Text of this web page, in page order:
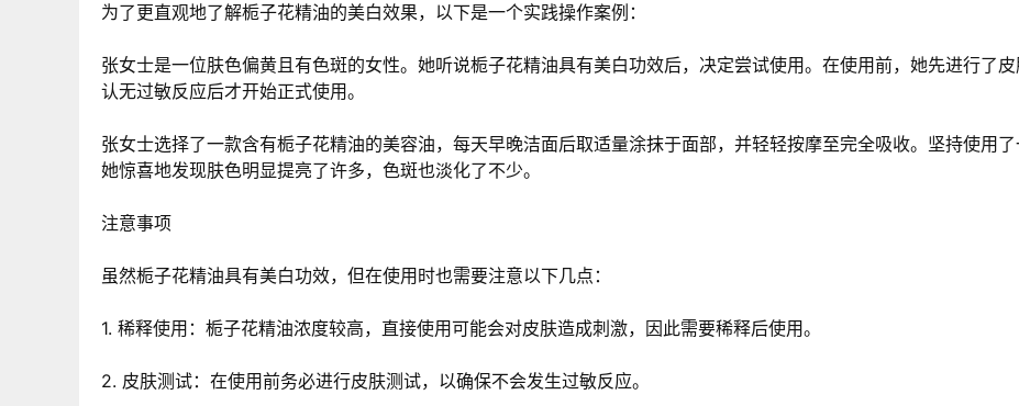
为了更直观地了解栀子花精油的美白效果，以下是一个实践操作案例：
张女士是一位肤色偏黄且有色斑的女性。她听说栀子花精油具有美白功效后，决定尝试使用。在使用前，她先进行了
认无过敏反应后才开始正式使用。
张女士选择了一款含有栀子花精油的美容油，每天早晚洁面后取适量涂抹于面部，并轻轻按摩至完全吸收。坚持使用了
她惊喜地发现肤色明显提亮了许多，色斑也淡化了不少。
注意事项
虽然栀子花精油具有美白功效，但在使用时也需要注意以下几点：
1. 稀释使用：栀子花精油浓度较高，直接使用可能会对皮肤造成刺激，因此需要稀释后使用。
2. 皮肤测试：在使用前务必进行皮肤测试，以确保不会发生过敏反应。